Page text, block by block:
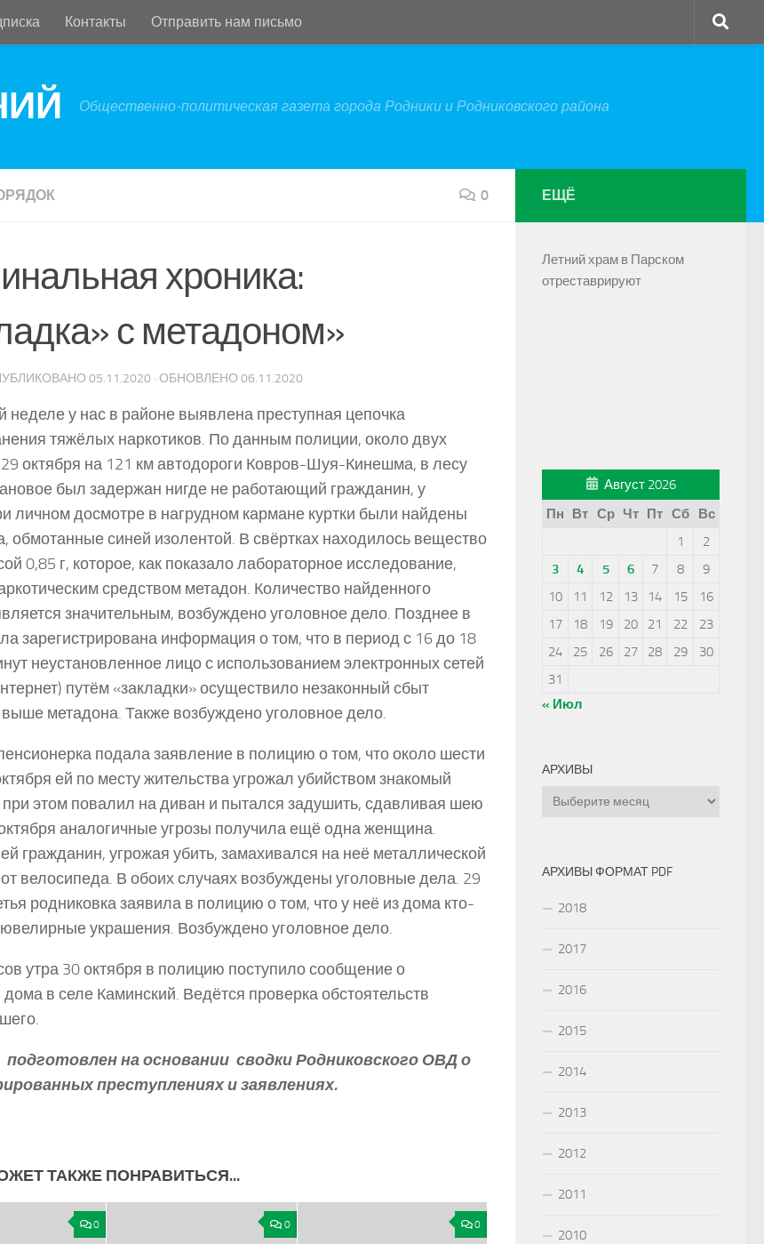
Контакты Отправить нам письмо
Общественно-политическая газета города Родники и Родниковского района
0
хроника:
с метадоном»
05.11.2020 · ОБНОВЛЕНО 06.11.2020
неделе у нас в районе выявлена преступная цепочка
тяжёлых наркотиков. По данным полиции, около двух
октября на 121 км автодороги Ковров-Шуя-Кинешма, в лесу
был задержан нигде не работающий гражданин, у
личном досмотре в нагрудном кармане куртки были найдены
обмотанные синей изолентой. В свёртках находилось вещество
0,85 г, которое, как показало лабораторное исследование,
средством метадон. Количество найденного
значительным, возбуждено уголовное дело. Позднее в
зарегистрирована информация о том, что в период с 16 до 18
неустановленное лицо с использованием электронных сетей
путём «закладки» осуществило незаконный сбыт
выше метадона. Также возбуждено уголовное дело.
подала заявление в полицию о том, что около шести
ей по месту жительства угрожал убийством знакомый
при этом повалил на диван и пытался задушить, сдавливая шею
аналогичные угрозы получила ещё одна женщина.
гражданин, угрожая убить, замахивался на неё металлической
велосипеда. В обоих случаях возбуждены уголовные дела. 29
родниковка заявила в полицию о том, что у неё из дома кто-
украшения. Возбуждено уголовное дело.
утра 30 октября в полицию поступило сообщение о
дома в селе Каминский. Ведётся проверка обстоятельств
на основании сводки Родниковского ОВД о
преступлениях и заявлениях.
ТАКЖЕ ПОНРАВИТЬСЯ...
0 0 0
ЕЩЁ
Летний храм в Парском
отреставрируют
Август 2026
Пн
Вт Ср Чт Пт Сб
Вс
1
2
3
4 5 6 7 8
9
10
11 12 13 14 15
16
17
18 19 20 21 22
23
24
25 26 27 28 29
30
31
« Июл
АРХИВЫ
Архивы
АРХИВЫ ФОРМАТ PDF
2018
2017
2016
2015
2014
2013
2012
2011
2010